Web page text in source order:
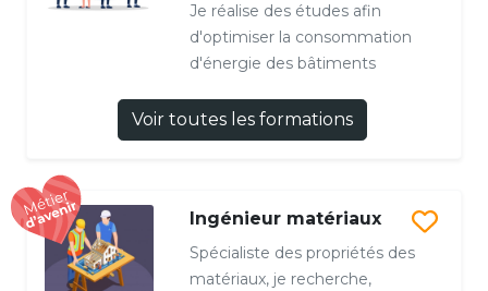
Je réalise des études afin
d'optimiser la consommation
d'énergie des bâtiments
Voir toutes les formations
Ingénieur matériaux
Spécialiste des propriétés des
matériaux, je recherche,